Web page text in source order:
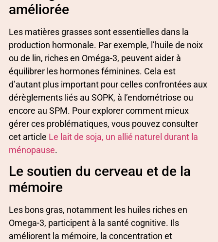
améliorée
Les matières grasses sont essentielles dans la
production hormonale. Par exemple, l’huile de noix
ou de lin, riches en Oméga-3, peuvent aider à
équilibrer les hormones féminines. Cela est
d’autant plus important pour celles confrontées aux
dérèglements liés au SOPK, à l’endométriose ou
encore au SPM. Pour explorer comment mieux
gérer ces problématiques, vous pouvez consulter
cet article Le lait de soja, un allié naturel durant la
ménopause.
Le soutien du cerveau et de la
mémoire
Les bons gras, notamment les huiles riches en
Omega-3, participent à la santé cognitive. Ils
améliorent la mémoire, la concentration et